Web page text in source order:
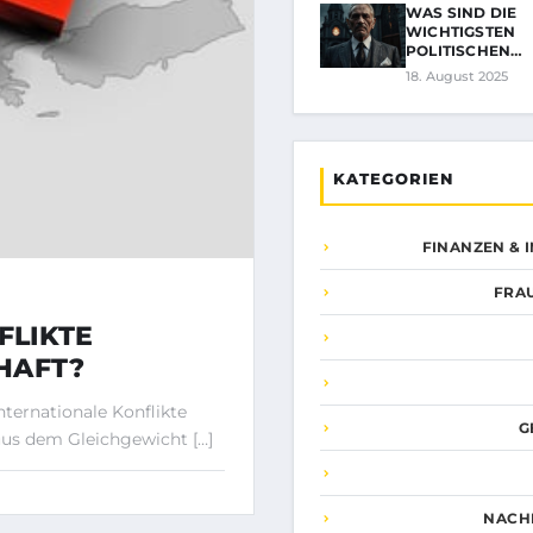
Konflikte
dem Gleichgewicht […]
WAS SIND DIE
WICHTIGSTEN
POLITISCHEN
18. August 2025
KATEGORIEN
FINANZEN &